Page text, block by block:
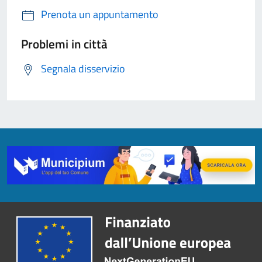
Prenota un appuntamento
Problemi in città
Segnala disservizio